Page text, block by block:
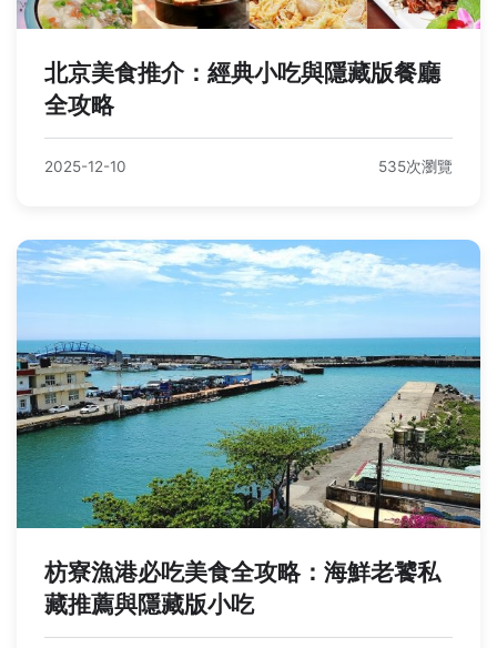
北京美食推介：經典小吃與隱藏版餐廳
全攻略
2025-12-10 535次瀏覽
枋寮漁港必吃美食全攻略：海鮮老饕私
藏推薦與隱藏版小吃